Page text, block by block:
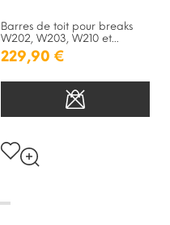
Barres de toit pour breaks
W202, W203, W210 et...
229,90 €